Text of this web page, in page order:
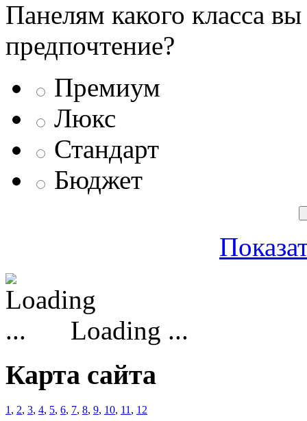
Панелям какого класса
предпочтение?
Премиум
Люкс
Стандарт
Бюджет
Loading ...
Карта сайта
1 , 2, 3, 4, 5, 6, 7, 8, 9, 10, 11 , 12